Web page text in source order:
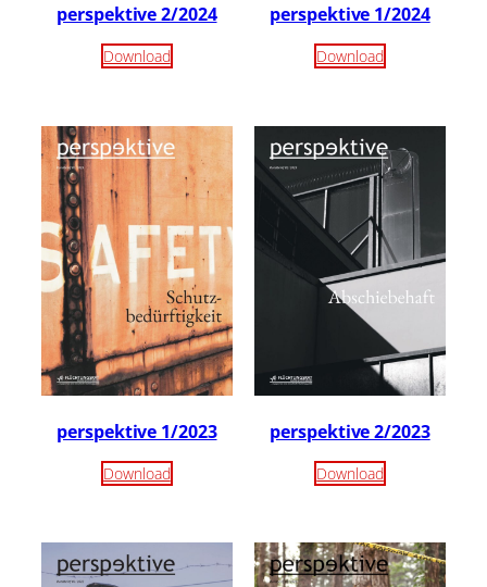
perspektive 2/2024
Download
perspektive 1/2024
Download
perspektive 1/2023
Download
perspektive 2/2023
Download